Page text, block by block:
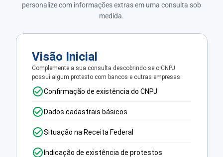
personalize com informações extras em uma consulta sob
medida.
Visão Inicial
Complemente a sua consulta descobrindo se o CNPJ
possui algum protesto com bancos e outras empresas.
Confirmação de existência do CNPJ
Dados cadastrais básicos
Situação na Receita Federal
Indicação de existência de protestos